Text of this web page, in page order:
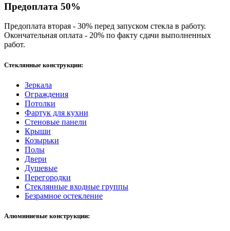
Предоплата 50%
Предоплата вторая - 30% перед запуском стекла в работу.
Окончательная оплата - 20% по факту сдачи выполненных
работ.
Стеклянные конструкции:
Зеркала
Ограждения
Потолки
Фартук для кухни
Стеновые панели
Крыши
Козырьки
Полы
Двери
Душевые
Перегородки
Стеклянные входные группы
Безрамное остекление
Алюминиевые конструкции: